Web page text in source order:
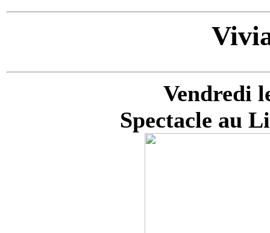
Vendredi
Spectacle au